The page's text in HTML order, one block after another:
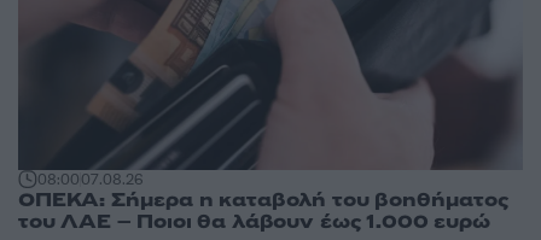
08:0007.08.26
ΟΠΕΚΑ: Σήμερα η καταβολή του βοηθήματος
του ΛΑΕ – Ποιοι θα λάβουν έως 1.000 ευρώ